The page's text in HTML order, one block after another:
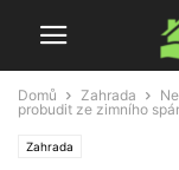
Domů Zahrada
probudit ze zimního
Zahrada